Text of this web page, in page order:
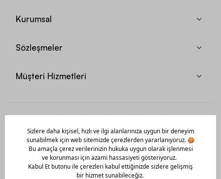
Kurumsal
Sözleşmeler
Müşteri Hizmetleri
Mobil Uygulamamızı Hemen İndir!